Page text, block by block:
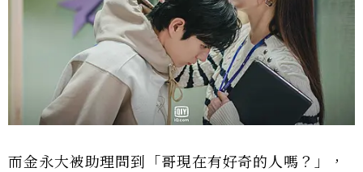
而金永大被助理問到「哥現在有好奇的人嗎？」，